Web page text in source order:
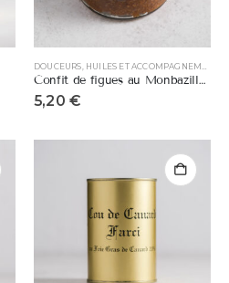
DOUCEURS, HUILES ET ACCOMPAGNEMENTS
Confit de figues au Monbazillac
5,20 €